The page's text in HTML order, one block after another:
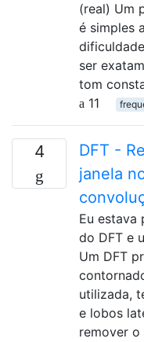
(real) Um
é simples
ser
tom
11
4
DFT -
janela
Eu estava
do DFT e
Um DFT
utilizada,
e lobos
remover